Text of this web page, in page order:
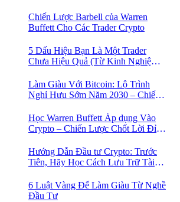
Chiến Lược Barbell của Warren
Buffett Cho Các Trader Crypto
5 Dấu Hiệu Bạn Là Một Trader
Chưa Hiệu Quả (Từ Kinh Nghiệm
Làm Giàu Với Bitcoin: Lộ Trình
Nghỉ Hưu Sớm Năm 2030 – Chiến
Học Warren Buffett Áp dụng Vào
Crypto – Chiến Lược Chốt Lời Đỉnh
Hướng Dẫn Đầu tư Crypto: Trước
Tiên, Hãy Học Cách Lưu Trữ Tài
6 Luật Vàng Để Làm Giàu Từ Nghề
Đầu Tư